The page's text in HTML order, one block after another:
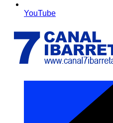
YouTube